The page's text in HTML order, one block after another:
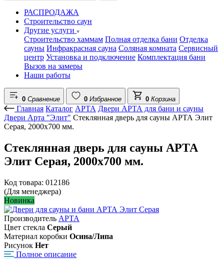
РАСПРОДАЖА
Строительство саун
Другие услуги
Строительство хаммам Полная отделка бани Отделка
сауны Инфракрасная сауна Соляная комната Сервисный
центр Установка и подключение Комплектация бани
Вызов на замеры
Наши работы
0 Сравнение 0 Избранное 0 Корзина
Главная Каталог АРТА Двери АРТА для бани и сауны
Двери Арта "Элит" Стеклянная дверь для сауны АРТА Элит
Серая, 2000х700 мм.
Стеклянная дверь для сауны АРТА
Элит Серая, 2000х700 мм.
Код товара: 012186
(Для менеджера)
Новинка
Производитель АРТА
Цвет стекла Серый
Материал коробки Осина/Липа
Рисунок Нет
Полное описание